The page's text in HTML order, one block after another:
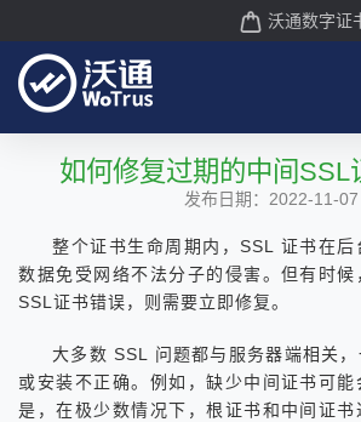
沃通数字证
如何修复过期的中间SSL
发布日期：2022-11-07
整个证书生命周期内，SSL 证书在
数据免受网络不法分子的侵害。但有时
SSL证书错误，则需要立即修复。
大多数 SSL 问题都与服务器端相关
或安装不正确。例如，缺少中间证书可
是，在极少数情况下，根证书和中间证